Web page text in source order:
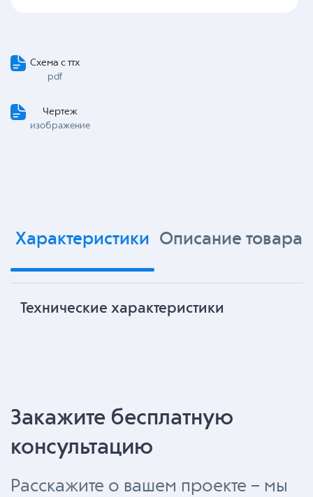
Схема с ттх
pdf
Чертеж
изображение
Характеристики Описание товара
Технические характеристики
Закажите бесплатную
консультацию
Расскажите о вашем проекте – мы